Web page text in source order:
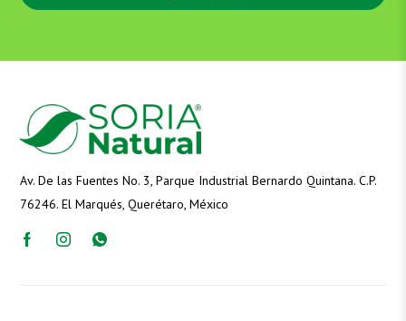
Av. De las Fuentes No. 3, Parque Industrial Bernardo Quintana. C.P.
76246. El Marqués, Querétaro, México